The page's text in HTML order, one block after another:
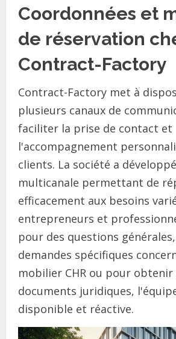
Coordonnées et
de réservation
Contract-Factory
Contract-Factory met à
plusieurs canaux de
faciliter la prise de contact et
l'accompagnement
clients. La société a
multicanale permettant de
efficacement aux besoins
entrepreneurs et
pour des questions
demandes spécifiques
mobilier CHR ou pour obtenir
documents juridiques,
disponible et réactive.